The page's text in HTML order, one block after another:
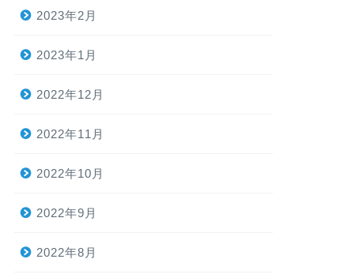
2023年2月
2023年1月
2022年12月
2022年11月
2022年10月
2022年9月
2022年8月